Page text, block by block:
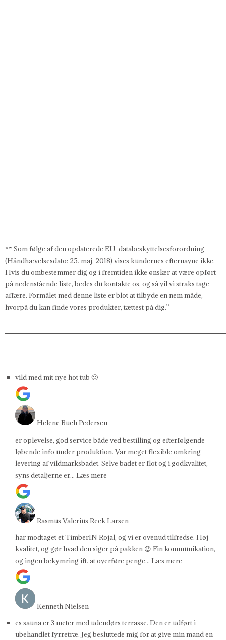
** Som følge af den opdaterede EU-databeskyttelsesforordning
(Håndhævelsesdato: 25. maj, 2018) vises kundernes efternavne ikke.
Hvis du ombestemmer dig og i fremtiden ikke ønsker at være opført
på nedenstående liste, bedes du kontakte os, og så vil vi straks tage
affære. Formålet med denne liste er blot at tilbyde en nem måde,
hvorpå du kan finde vores produkter, tættest på dig.”
vild med mit nye hot tub 🙂
Helene Buch Pedersen
er oplevelse, god service både ved bestilling og efterfølgende
løbende info under produktion. Var meget flexible omkring
levering af vildmarksbadet. Selve badet er flot og i godkvalitet,
syns detaljerne er... Læs mere
Rasmus Valerius Reck Larsen
har modtaget et TimberIN Rojal, og vi er ovenud tilfredse. Høj
kvalitet, og gør hvad den siger på pakken 😉 Fin kommunikation,
og ingen bekymring ift. at overføre penge... Læs mere
Kenneth Nielsen
es sauna er 3 meter med udendørs terrasse. Den er udført i
ubehandlet fyrretræ. Jeg besluttede mig for at give min mand en